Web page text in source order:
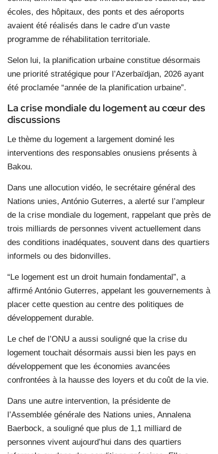
écoles, des hôpitaux, des ponts et des aéroports
avaient été réalisés dans le cadre d’un vaste
programme de réhabilitation territoriale.
Selon lui, la planification urbaine constitue désormais
une priorité stratégique pour l’Azerbaïdjan, 2026 ayant
été proclamée “année de la planification urbaine”.
La crise mondiale du logement au cœur des
discussions
Le thème du logement a largement dominé les
interventions des responsables onusiens présents à
Bakou.
Dans une allocution vidéo, le secrétaire général des
Nations unies, António Guterres, a alerté sur l’ampleur
de la crise mondiale du logement, rappelant que près de
trois milliards de personnes vivent actuellement dans
des conditions inadéquates, souvent dans des quartiers
informels ou des bidonvilles.
“Le logement est un droit humain fondamental”, a
affirmé António Guterres, appelant les gouvernements à
placer cette question au centre des politiques de
développement durable.
Le chef de l’ONU a aussi souligné que la crise du
logement touchait désormais aussi bien les pays en
développement que les économies avancées
confrontées à la hausse des loyers et du coût de la vie.
Dans une autre intervention, la présidente de
l’Assemblée générale des Nations unies, Annalena
Baerbock, a souligné que plus de 1,1 milliard de
personnes vivent aujourd’hui dans des quartiers